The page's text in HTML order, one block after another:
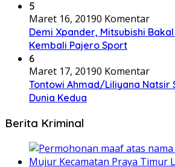
5
Maret 16, 20190 Komentar
Demi Xpander, Mitsubishi
Kembali Pajero Sport
6
Maret 17, 20190 Komentar
Tontowi Ahmad/Liliyana Natsir
Dunia Kedua
Berita Kriminal